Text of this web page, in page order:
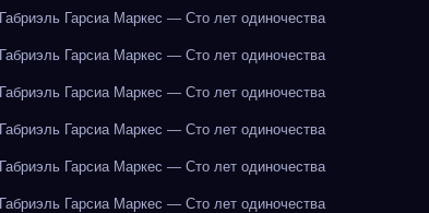
Габриэль Гарсиа Маркес — Сто лет одиночества
Габриэль Гарсиа Маркес — Сто лет одиночества
Габриэль Гарсиа Маркес — Сто лет одиночества
Габриэль Гарсиа Маркес — Сто лет одиночества
Габриэль Гарсиа Маркес — Сто лет одиночества
Габриэль Гарсиа Маркес — Сто лет одиночества